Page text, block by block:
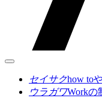
セイサクhow to
ウラガワWorkの